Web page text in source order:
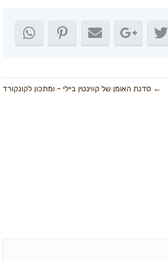
← סדנת האומן של קווינטין ביילי – ומתכון לקונקורד